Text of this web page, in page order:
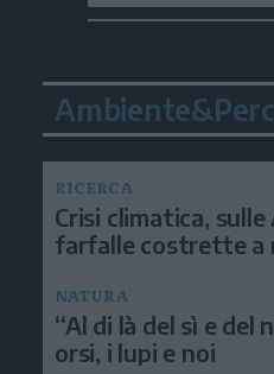
RICERCA
Crisi climatica, sulle
farfalle costrette a
NATURA
“Al di là del sì e del
orsi, i lupi e noi